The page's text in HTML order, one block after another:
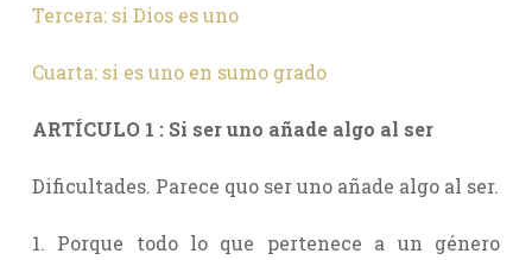
Tercera: si Dios es uno
Cuarta: si es uno en sumo grado
ARTÍCULO 1 : Si ser uno añade algo al ser
Dificultades. Parece quo ser uno añade algo al ser.
1. Porque todo lo que pertenece a un género